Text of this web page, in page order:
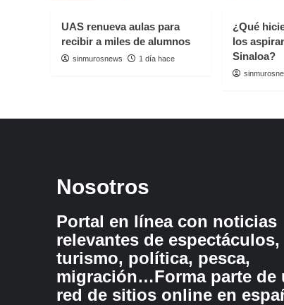
UAS renueva aulas para
recibir a miles de alumnos
sinmurosnews 1 día hace
¿Qué
los
Sinaloa?
Nosotros
Portal en línea con noticias
relevantes de espectáculos,
turismo, política, pesca,
migración…Forma parte de
red de sitios online en